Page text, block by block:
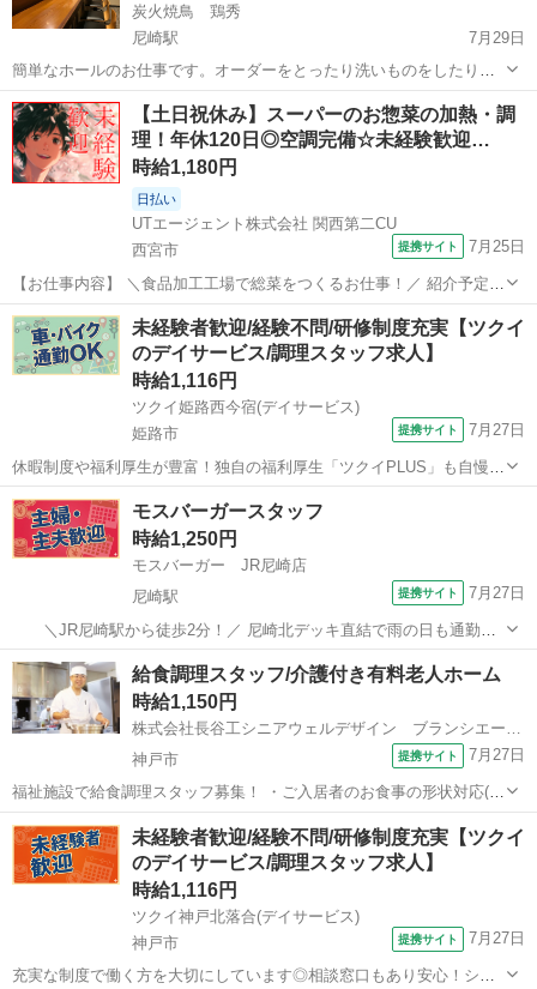
炭火焼鳥 鶏秀
尼崎駅
7月29日
簡単なホールのお仕事です。オーダーをとったり洗いものをしたりド
リンクを作ったり等です。 ※調理、調理補助はありません。 カウンタ
ーとテーブル一卓のこじんまりしたお店です！ 美味しいまかないあり
ます。 随時、昇給あり！ 交通...
兵庫 尼崎市 尼崎駅 居酒屋 スタッフ
【土日祝休み】スーパーのお惣菜の加熱・調
理！年休120日◎空調完備☆未経験歓迎…
時給1,180円
日払い
UTエージェント株式会社 関西第二CU
西宮市
提携サイト 7月25日
【お仕事内容】 ＼食品加工工場で総菜をつくるお仕事！／ 紹介予定派
遣のお仕事♪ 2ヵ月の派遣契約終了後、双方の合意の上、派遣先での直
接雇用（アルバイト）切り替えを前提としたお仕事です！ ＜具体的に
は…＞ ◆ スーパーなど...
兵庫 西宮市 キッチン
未経験者歓迎/経験不問/研修制度充実【ツクイ
のデイサービス/調理スタッフ求人】
時給1,116円
ツクイ姫路西今宿(デイサービス)
姫路市
提携サイト 7月27日
休暇制度や福利厚生が豊富！独自の福利厚生「ツクイPLUS」も自慢で
す♪プライベートも大切にできます。 ★☆ 働きやすいメリット多数
★☆ ＼＼サービス・職種の魅力／／ 食材の硬さや大きさなど、お客様
の状態に合わせた食事を...
兵庫 姫路市
モスバーガースタッフ
時給1,250円
モスバーガー JR尼崎店
尼崎駅
提携サイト 7月27日
＼JR尼崎駅から徒歩2分！／ 尼崎北デッキ直結で雨の日も通勤便
利 ●2週間毎のシフト制♪ ‾‾‾‾‾‾‾‾‾‾‾‾ 2週間分のシフトの希望を1週間前に
提出していただくので、 『午前中のみ入れる』 『学校行事で休みが
ほ...
兵庫 尼崎市 尼崎駅 カフェ
給食調理スタッフ/介護付き有料老人ホーム
時給1,150円
神戸市
提携サイト 7月27日
福祉施設で給食調理スタッフ募集！ ・ご入居者のお食事の形状対応(刻
み、トロミ付けなど) (家庭的な料理で和洋中ジャンルは問いません)
・盛り付け、お皿洗い等の調理補助 ・朝食45食、昼食40食、夕食55食
程度を分担して調...
兵庫 神戸市 キッチン
未経験者歓迎/経験不問/研修制度充実【ツクイ
のデイサービス/調理スタッフ求人】
時給1,116円
ツクイ神戸北落合(デイサービス)
神戸市
提携サイト 7月27日
充実な制度で働く方を大切にしています◎相談窓口もあり安心！シフ